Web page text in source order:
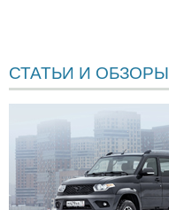
СТАТЬИ И ОБЗОРЫ